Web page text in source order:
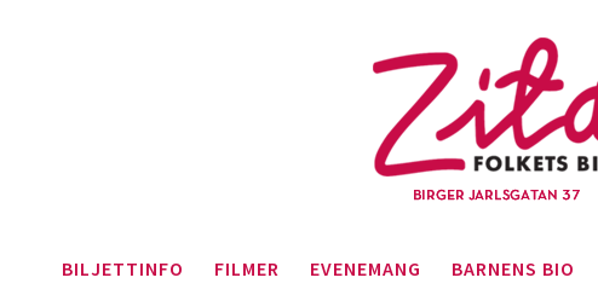
BILJETTINFO FILMER EVENEMANG BARNENS BIO